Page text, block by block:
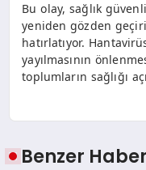
Bu olay, sağlık
yeniden gözden
hatırlatıyor.
yayılmasının
toplumların sağlığı
Benzer